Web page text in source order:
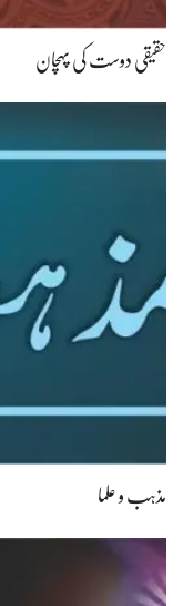
حقیقی دوست کی پہچان
مذہب و علما